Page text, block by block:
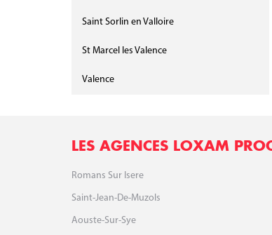
Saint Sorlin en Valloire
St Marcel les Valence
Valence
LES AGENCES LOXAM
Romans Sur Isere
Saint-Jean-De-Muzols
Aouste-Sur-Sye